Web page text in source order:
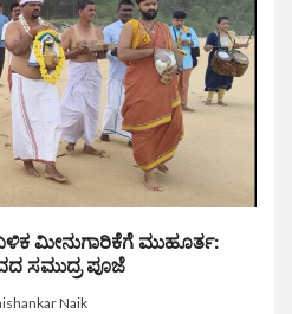
ಮೀನುಗಾರಿಕೆಗೆ ಮುಹೂರ್ತ:
ಸಮುದ್ರ ಪೂಜೆ
Naik